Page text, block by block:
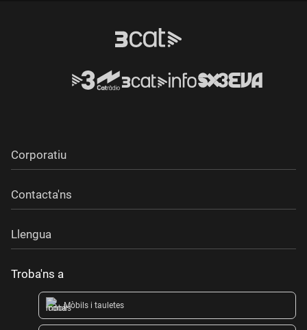
Corporatiu
Contacta'ns
Llengua
Troba'ns a
Mòbils i tauletes